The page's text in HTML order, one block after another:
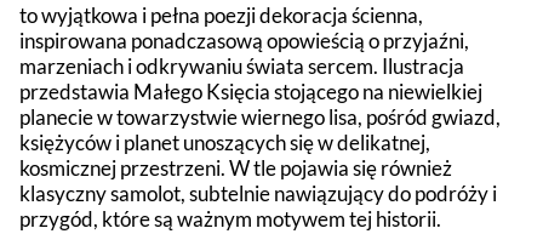
to wyjątkowa i pełna poezji dekoracja ścienna,
inspirowana ponadczasową opowieścią o przyjaźni,
marzeniach i odkrywaniu świata sercem. Ilustracja
przedstawia Małego Księcia stojącego na niewielkiej
planecie w towarzystwie wiernego lisa, pośród gwiazd,
księżyców i planet unoszących się w delikatnej,
kosmicznej przestrzeni. W tle pojawia się również
klasyczny samolot, subtelnie nawiązujący do podróży i
przygód, które są ważnym motywem tej historii.